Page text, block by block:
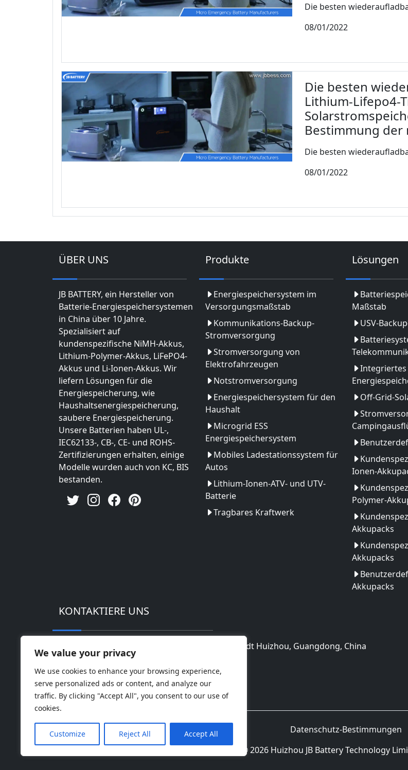
We value your privacy
We use cookies to enhance your browsing experience,
serve personalized ads or content, and analyze our
traffic. By clicking "Accept All", you consent to our use of
cookies.
Customize Reject All Accept All
Die besten
08/01/2022
Die besten
Lithium-Lifepo4-
Bestimmung der
Die besten
08/01/2022
ÜBER UNS
JB BATTERY, ein Hersteller von
Batterie-Energiespeichersystemen
in China über 10 Jahre.
Spezialisiert auf
kundenspezifische NiMH-Akkus,
Lithium-Polymer-Akkus, LiFePO4-
Akkus und Li-Ionen-Akkus. Wir
liefern Lösungen für die
Energiespeicherung, wie
Haushaltsenergiespeicherung,
saubere Energiespeicherung.
Unsere Batterien haben UL-,
IEC62133-, CB-, CE- und ROHS-
Zertifizierungen erhalten, einige
Modelle wurden auch von KC, BIS
bestanden.
Produkte
Energiespeichersystem im
Versorgungsmaßstab
Kommunikations-Backup-
Stromversorgung
Stromversorgung von
Elektrofahrzeugen
Notstromversorgung
Energiespeichersystem für den
Haushalt
Microgrid ESS
Energiespeichersystem
Mobiles Ladestationssystem für
Autos
Lithium-Ionen-ATV- und UTV-
Batterie
Tragbares Kraftwerk
Lösungen
Maßstab
USV-
Integriertes
Off-Grid-
Ionen-
Polymer-
Akkupacks
Akkupacks
Akkupacks
KONTAKTIERE UNS
Adresse: Hightech-Industriepark Huinan, Stadt Huizhou, Guangdong, China
Telefon: 0086-18169936698
Email: info@jbbatterychina.com
Datenschutz-Bestimmungen
© Urheberrechte © 2026 Huizhou JB Battery Technology